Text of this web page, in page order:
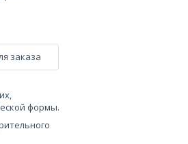
заказа
формы.